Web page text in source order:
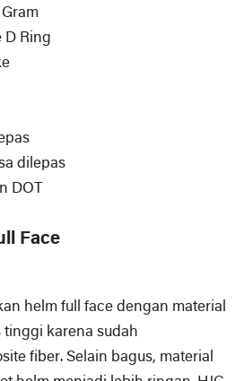
D Ring
dilepas
DOT
Face
helm full face dengan material
karena sudah
fiber. Selain bagus, material